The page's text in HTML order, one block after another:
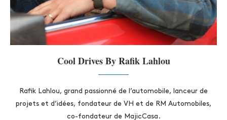
Cool Drives By Rafik Lahlou
Rafik Lahlou, grand passionné de l’automobile, lanceur de
projets et d’idées, fondateur de VH et de RM Automobiles,
co-fondateur de MajicCasa.